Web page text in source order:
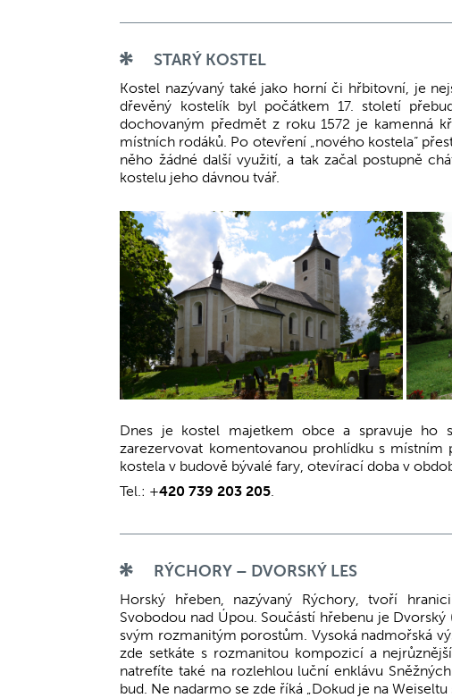
STARÝ KOSTEL
Kostel nazývaný také jako horní či hřbitovní, je
dřevěný kostelík byl počátkem 17. století
dochovaným předmět z roku 1572 je kamenná
místních rodáků. Po otevření „nového kostela“
něho žádné další využití, a tak začal postupně
kostelu jeho dávnou tvář.
Dnes je kostel majetkem obce a spravuje ho
zarezervovat komentovanou prohlídku s
kostela v budově bývalé fary, otevírací doba v
Tel.: +420 739 203 205
RÝCHORY – DVORSKÝ LES
Horský hřeben, nazývaný Rýchory, tvoří
Svobodou nad Úpou. Součástí hřebenu je
svým rozmanitým porostům. Vysoká nadmořská
zde setkáte s rozmanitou kompozicí a
natrefíte také na rozlehlou luční enklávu
bud. Ne nadarmo se zde říká „Dokud je na Weiseltu